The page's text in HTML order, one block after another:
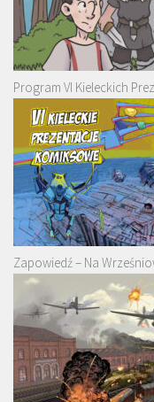
Program VI Kieleckich
Zapowiedź – Na